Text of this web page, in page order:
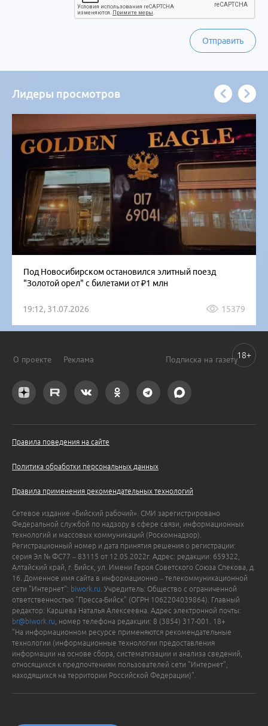
Отправить
Лидеры просмотров
Под Новосибирском остановился элитный поезд
"Золотой орел" с билетами от ₽1 млн
19:12, 31.07.2026 15379
О проекте Реклама Подписка на газету
Правила поведения на сайте
Политика обработки персональных данных
Правила применения рекомендательных технологий
Сетевое издание «Бийский рабочий». СМИ зарегистрировано
Федеральной службой по надзору в сфере связи, информационных
технологий и массовых коммуникаций (Роскомнадзор).
Регистрационный номер и дата принятия решения о регистрации:
серия Эл № ФС77 – 83115 от 12.05.2022г. Адрес: редакции: 659322,
Алтайский край, г. Бийск, ул. Имени Героя Советского Союза Спекова, д.
16. Доменное имя сайта в информационно – телекоммуникационной
сети "Интернет": biwork.ru . Учредитель: Общество с ограниченной
ответственностью "Пресса-Бийск" (ОГРН 1062204039864). Главный
редактор: Каршева Наталья Алексеевна. Адрес электронной почты:
br@biwork.ru , номер телефона редакции: 8 (3854) 317-001. 18+
"На информационном ресурсе применяются рекомендательные
технологии (информационные технологии предоставления
информации на основе сбора, систематизации и анализа сведений,
относящихся к предпочтениям пользователей сети "Интернет",
находящихся на территории Российской Федерации)".
18+